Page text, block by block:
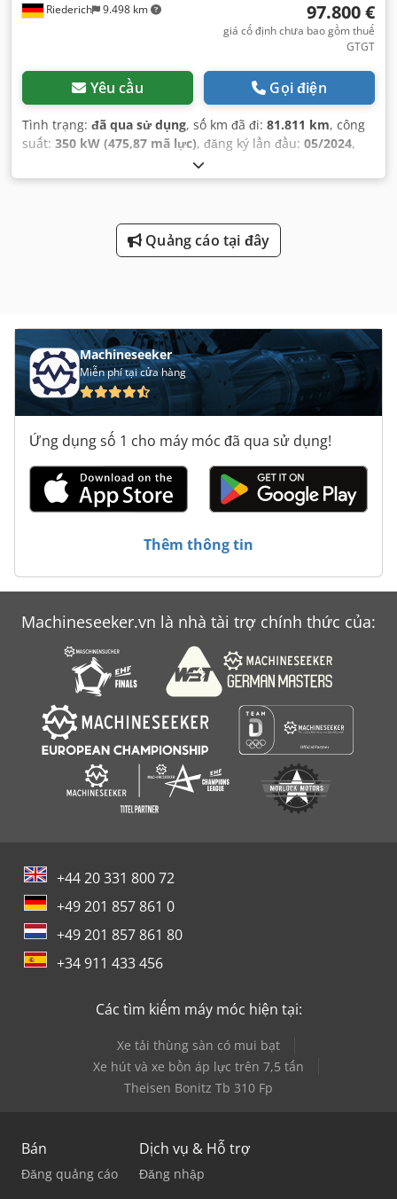
Riederich 9.498 km 97.800 €
giá cố định chưa bao gồm thuế
GTGT
Yêu cầu Gọi điện
Tình trạng: đã qua sử dụng, số km đã đi: 81.811 km, công
suất: 350 kW (475,87 mã lực), đăng ký lần đầu: 05/2024,
, trọng lượng tổng cộng:
cấu hình trục:3 trục, kiểm định tiếp theo (TÜV):03/2027,
chiều dài không gian chứa hàng: 7.300 mm
2.480 mm, chiều cao khoang chứa hàng:
Quảng cáo tại đây
Machineseeker
Miễn phí tại cửa hàng
Ứng dụng số 1 cho máy móc đã qua sử dụng!
Thêm thông tin
Machineseeker.vn là nhà tài trợ chính thức của:
+44 20 331 800 72
+49 201 857 861 0
+49 201 857 861 80
+34 911 433 456
Các tìm kiếm máy móc hiện tại:
Xe tải thùng sàn có mui bạt
Xe hút và xe bồn áp lực trên 7,5 tấn
Theisen Bonitz Tb 310 Fp
Bán
Đăng quảng cáo
Dịch vụ & Hỗ trợ
Đăng nhập